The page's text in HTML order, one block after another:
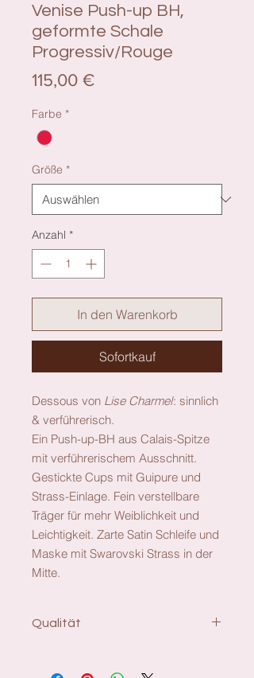
Venise Push-up BH,
geformte Schale
Progressiv/Rouge
115,00 €Preis
Farbe *
Größe *
Anzahl *
In den Warenkorb
Sofortkauf
Dessous von Lise Charmel: sinnlich
& verführerisch.
Ein Push-up-BH aus Calais-Spitze
mit verführerischem Ausschnitt.
Gestickte Cups mit Guipure und
Strass-Einlage. Fein verstellbare
Träger für mehr Weiblichkeit und
Leichtigkeit. Zarte Satin Schleife und
Maske mit Swarovski Strass in der
Mitte.
Qualität
29% Baumwolle, 28% Polyamid, 26%